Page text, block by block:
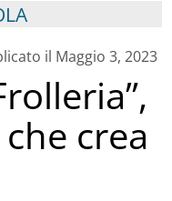
il Maggio 3, 2023
crea